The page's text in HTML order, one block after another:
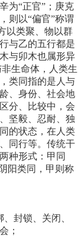
为“正官”；庚克
则以“偏官”称谓
类聚、物以群
与乙的五行都是
与卯木也属形异
生命体，人类生
类同指的是人与
、身份、社会地
分、比较中，会
坚毅、忍耐、独
的状态，在人类
同行等。传统干
种形式：甲同
阳类同，甲则称
封锁、关闭、
；